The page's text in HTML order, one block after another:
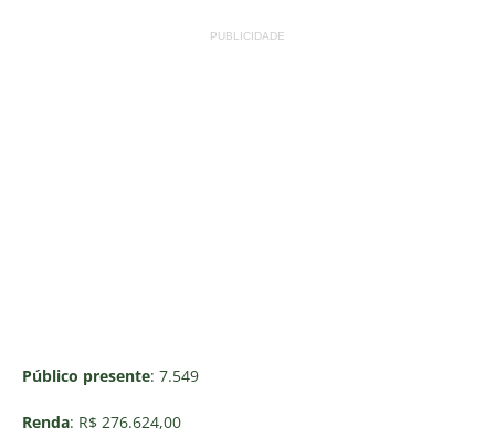
PUBLICIDADE
Público presente: 7.549
Renda: R$ 276.624,00